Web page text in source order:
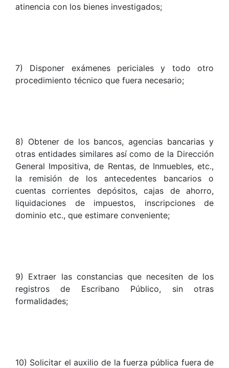
atinencia con los bienes investigados;
7) Disponer exámenes periciales y todo otro
procedimiento técnico que fuera necesario;
8) Obtener de los bancos, agencias bancarias y
otras entidades similares así como de la Dirección
General Impositiva, de Rentas, de Inmuebles, etc.,
la remisión de los antecedentes bancarios o
cuentas corrientes depósitos, cajas de ahorro,
liquidaciones de impuestos, inscripciones de
dominio etc., que estimare conveniente;
9) Extraer las constancias que necesiten de los
registros de Escribano Público, sin otras
formalidades;
10) Solicitar el auxilio de la fuerza pública fuera de